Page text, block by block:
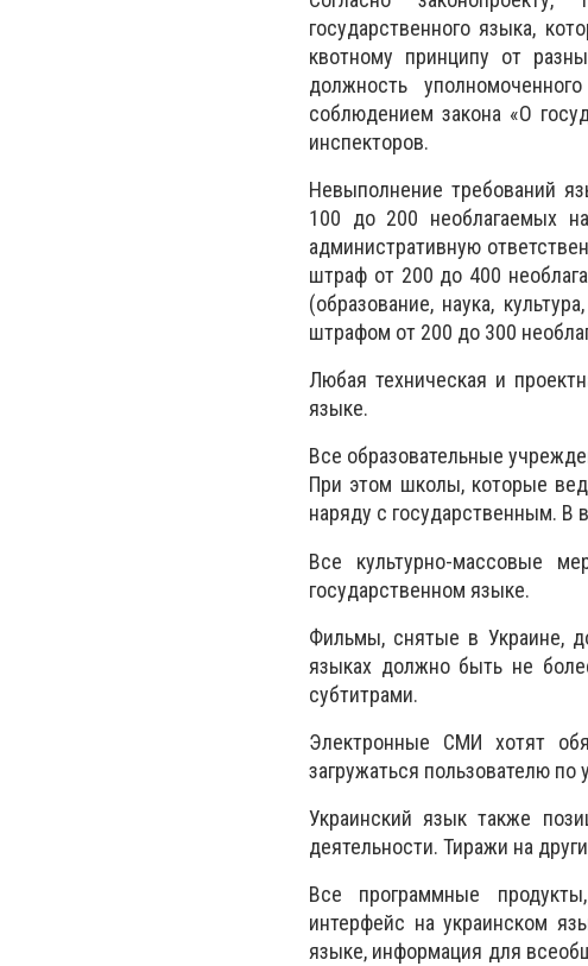
государственного языка,
квотному принципу от
должность
соблюдением закона «О
инспекторов.
Невыполнение требований
100 до 200 необлагаемых
административную
штраф от 200 до 400
(образование, наука,
штрафом от 200 до 300
Любая техническая и
языке.
Все образовательные
При этом школы, которые
наряду с государственным. В
Все культурно-массовые
государственном языке.
Фильмы, снятые в Украине,
языках должно быть не
субтитрами.
Электронные СМИ хотят
загружаться пользователю по
Украинский язык также
деятельности. Тиражи на
Все программные
интерфейс на украинском
языке, информация для